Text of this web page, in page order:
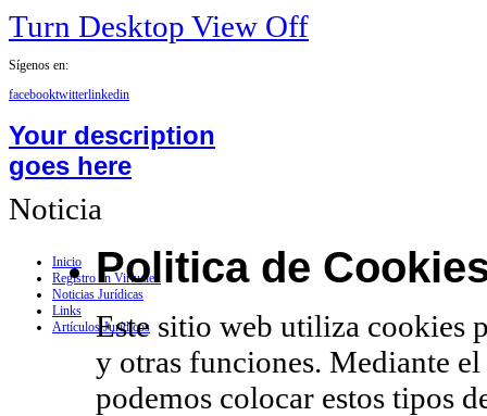
Turn Desktop View Off
Sígenos en:
facebooktwitterlinkedin
Your description
goes here
Inicio
Registro en Virtualex
Noticias Jurídicas
Links
Artículos Jurídicos
Noticia
Politica de
Este sitio web utiliza cookies
y otras funciones. Mediante
podemos colocar estos tipos